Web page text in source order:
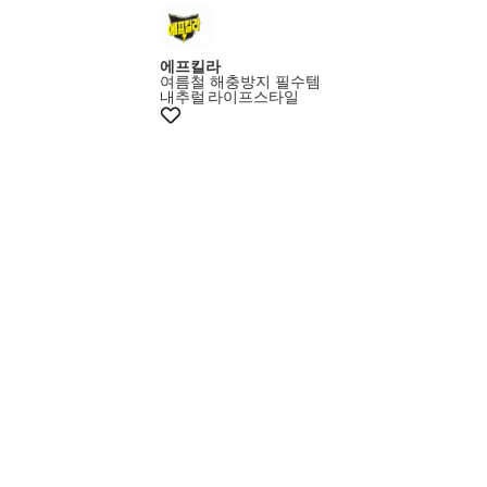
멤버스15%쿠폰
에프킬라
여름철 해충방지 필수템
내추럴 라이프스타일